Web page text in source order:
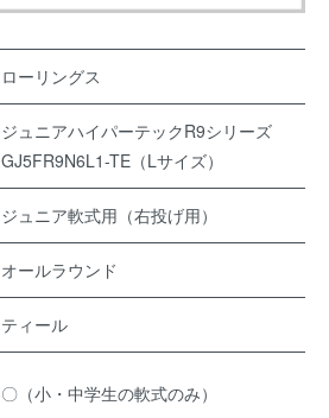
ローリングス
ジュニアハイパーテックR9シリーズ
GJ5FR9N6L1-TE（Lサイズ）
ジュニア軟式用（右投げ用）
オールラウンド
ティール
〇（小・中学生の軟式のみ）